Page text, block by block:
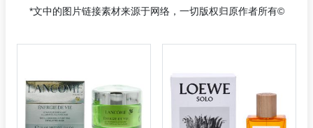
*文中的图片链接素材来源于网络，一切版权归原作者所有©